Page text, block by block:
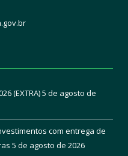
gov.br
(EXTRA)5 de agosto de
com entrega de
5 de agosto de 2026